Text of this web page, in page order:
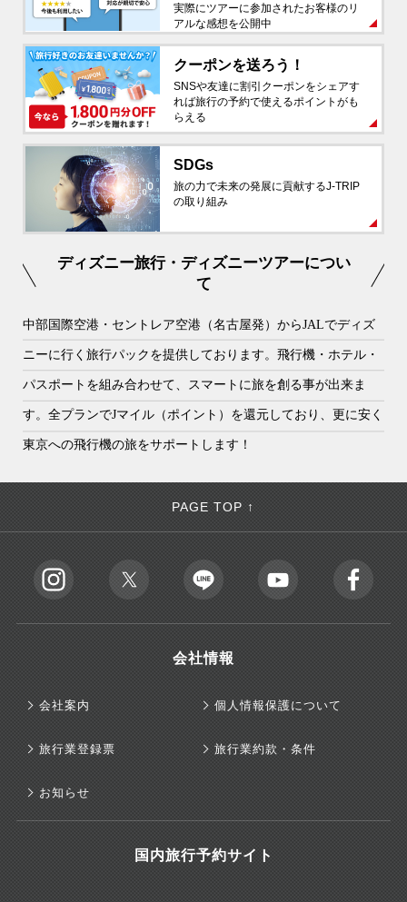
実際にツアーに参加されたお客様のリ
アルな感想を公開中
クーポンを送ろう！
SNSや友達に割引クーポンをシェアす
れば旅行の予約で使えるポイントがも
らえる
SDGs
旅の力で未来の発展に貢献するJ-TRIP
の取り組み
ディズニー旅行・ディズニーツアーについ
て
中部国際空港・セントレア空港（名古屋発）からJALでディズ
ニーに行く旅行パックを提供しております。飛行機・ホテル・
パスポートを組み合わせて、スマートに旅を創る事が出来ま
す。全プランでJマイル（ポイント）を還元しており、更に安く
東京への飛行機の旅をサポートします！
PAGE TOP ↑
会社情報
会社案内 個人情報保護について
旅行業登録票 旅行業約款・条件
お知らせ
国内旅行予約サイト